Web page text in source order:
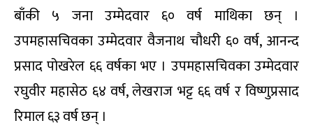
बाँकी ५ जना उम्मेदवार ६० वर्ष माथिका छन् ।
उपमहासचिवका उम्मेदवार वैजनाथ चौधरी ६० वर्ष, आनन्द
प्रसाद पोखरेल ६६ वर्षका भए । उपमहासचिवका उम्मेदवार
रघुवीर महासेठ ६४ वर्ष, लेखराज भट्ट ६६ वर्ष र विष्णुप्रसाद
रिमाल ६३ वर्ष छन् ।